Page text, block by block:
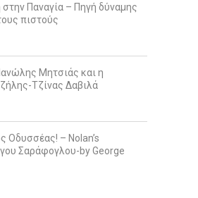
Παναγία – Πηγή δύναμης
πιστούς
Μητσιάς και η
Τζίνας Δαβιλά
Οδυσσέας! – Nolan’s
Σαράφογλου-by George